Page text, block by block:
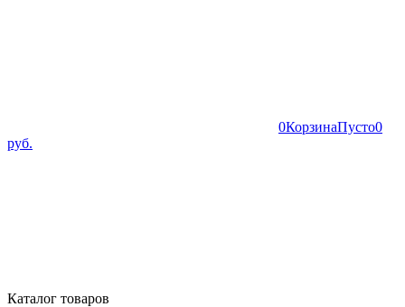
0КорзинаПусто0
руб.
Каталог товаров